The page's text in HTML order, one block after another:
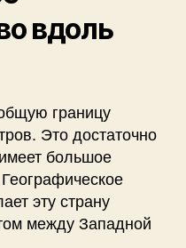
вдоль
границу
Это достаточно
большое
эту страну
между Западной